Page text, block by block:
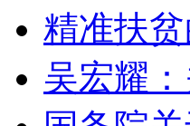
精准扶
吴宏耀